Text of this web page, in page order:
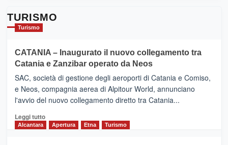
TURISMO
Turismo
CATANIA – Inaugurato il nuovo collegamento tra
Catania e Zanzibar operato da Neos
SAC, società di gestione degli aeroporti di Catania e Comiso,
e Neos, compagnia aerea di Alpitour World, annunciano
l'avvio del nuovo collegamento diretto tra Catania...
Leggi tuttoLeggi
Alcantara Apertura Etna Turismo